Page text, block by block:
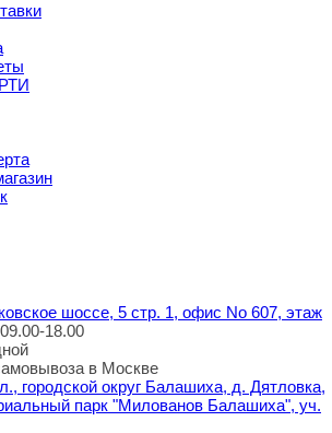
шоссе, 5 стр. 1, офис No 607, этаж
09.00-18.00
в Москве
городской округ Балашиха, д. Дятловка,
парк "Милованов Балашиха", уч.